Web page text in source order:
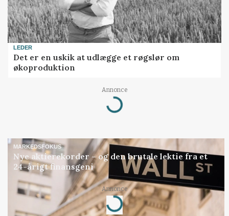
LEDER
Det er en uskik at udlægge et røgslør om
økoproduktion
Annonce
Loading...
MARKEDSFOKUS
Nye aktierekorder – og den brutale lektie fra et
24-årigt finansgeni
Annonce
Loading...